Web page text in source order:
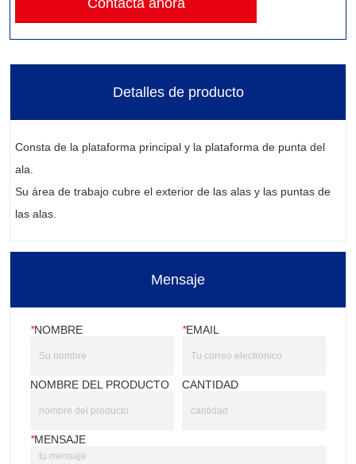
Contacta ahora
Detalles de producto
Mensaje
*NOMBRE *EMAIL
NOMBRE DEL PRODUCTO CANTIDAD
*MENSAJE